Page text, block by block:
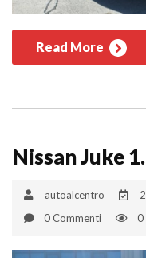
Read More
Nissan Juke
autoalcentro
0 Commenti
0